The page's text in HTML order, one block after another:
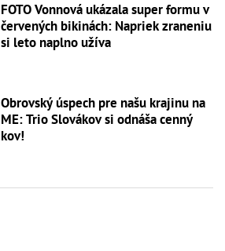
FOTO Vonnová ukázala super formu v
červených bikinách: Napriek zraneniu
si leto naplno užíva
Obrovský úspech pre našu krajinu na
ME: Trio Slovákov si odnáša cenný
kov!